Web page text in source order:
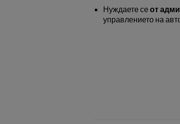
Нуждаете се от
управлението на